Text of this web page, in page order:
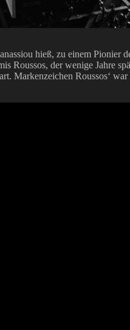
hieß, zu einem
Roussos, der wenige Jahre
Markenzeichen Roussos‘